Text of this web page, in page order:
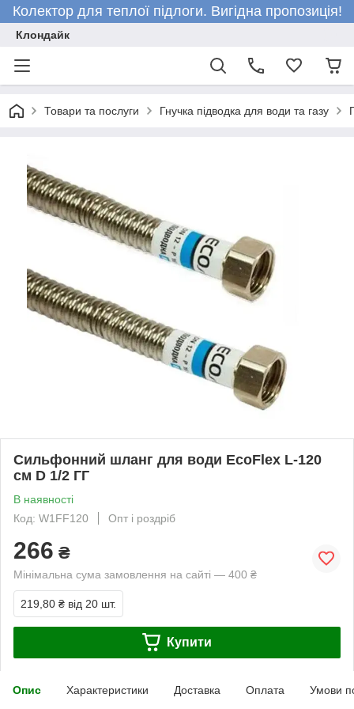
Колектор для теплої підлоги. Вигідна пропозиція!
Клондайк
Товари та послуги Гнучка підводка для води та газу
Cильфонний шланг для води EcoFlex L-120
см D 1/2 ГГ
В наявності
Код: W1FF120
Опт і роздріб
266 ₴
Мінімальна сума замовлення на сайті — 400 ₴
219,80 ₴ від 20 шт.
Купити
Опис Характеристики Доставка Оплата Умови